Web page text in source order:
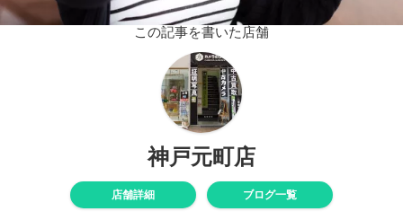
この記事を書いた店舗
神戸元町店
店舗詳細 ブログ一覧